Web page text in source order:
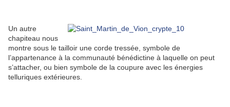
Un autre
chapiteau nous
montre sous le tailloir une corde tressée, symbole de
l’appartenance à la communauté bénédictine à laquelle on peut
s’attacher, ou bien symbole de la coupure avec les énergies
telluriques extérieures.